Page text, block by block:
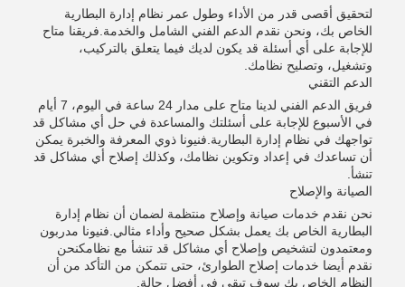
لتحقيق أقصى قدر من الأداء وطول عمر نظام إدارة البطارية
الخاص بك، ونحن نقدم الدعم الفني الشامل والخدمة.فريقنا متاح
للإجابة على أي أسئلة قد يكون لديك فيما يتعلق بالتركيب،
وتشغيل، وتصليح نظامك.
الدعم التقني
فريق الدعم الفني لدينا متاح على مدار 24 ساعة في اليوم، 7 أيام
في الأسبوع للإجابة على أسئلتك والمساعدة في حل أي مشاكل قد
تواجهك في نظام إدارة البطارية.فنيونا ذوي المعرفة والخبرة يمكن
أن تساعدك في إعداد وتكوين نظامك، وكذلك إصلاح أي مشاكل قد
تنشأ.
الصيانة والإصلاح
نحن نقدم خدمات صيانة وإصلاح منتظمة لضمان أن نظام إدارة
البطارية الخاص بك يعمل بشكل صحيح وأداء مثالي.فنيونا مدربون
ومعتمدون لتشخيص وإصلاح أي مشاكل قد تنشأ مع نظامكنحن
نقدم أيضا خدمات إصلاح الطوارئ، حتى تتمكن من التأكد من أن
النظام الخاص بك سوف تبقى في أفضل حالة.